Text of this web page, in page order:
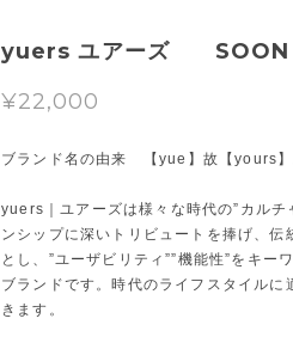
yuers ユアーズ
¥22,000
ブランド名の由来 【yue】故【yours】
yuers｜ユアーズは様々な時代の”カルチ
ンシップに深いトリビュートを捧げ、伝
とし、”ユーザビリティ””機能性”をキー
ブランドです。時代のライフスタイルに
きます。